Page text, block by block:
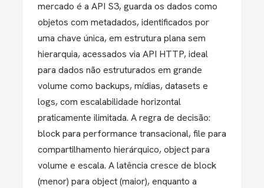
mercado é a API S3, guarda os dados como
objetos com metadados, identificados por
uma chave única, em estrutura plana sem
hierarquia, acessados via API HTTP, ideal
para dados não estruturados em grande
volume como backups, mídias, datasets e
logs, com escalabilidade horizontal
praticamente ilimitada. A regra de decisão:
block para performance transacional, file para
compartilhamento hierárquico, object para
volume e escala. A latência cresce de block
(menor) para object (maior), enquanto a